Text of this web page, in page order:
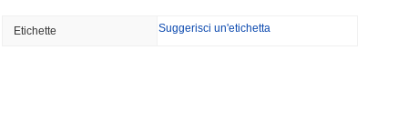
Etichette Suggerisci un'etichetta